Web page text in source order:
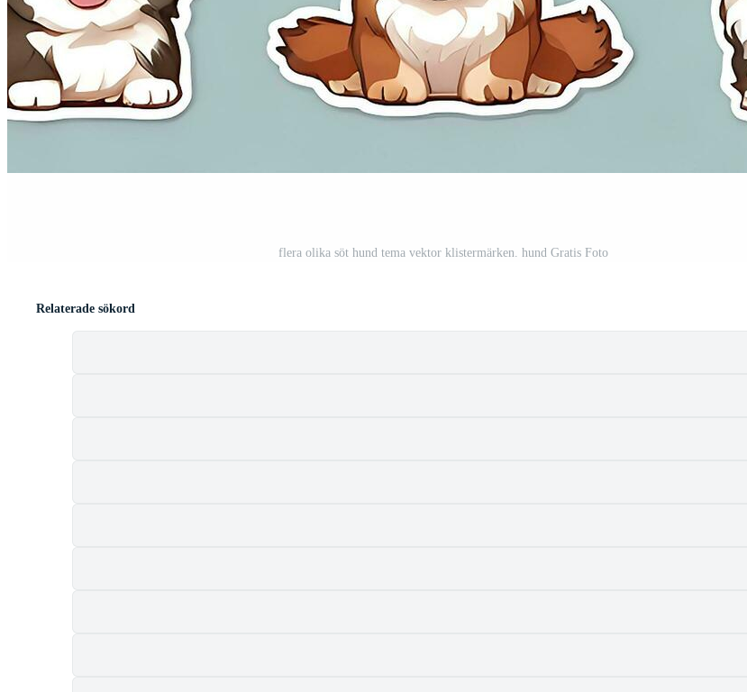
flera olika söt hund tema vektor klistermärken. hund Gratis Foto
Relaterade sökord